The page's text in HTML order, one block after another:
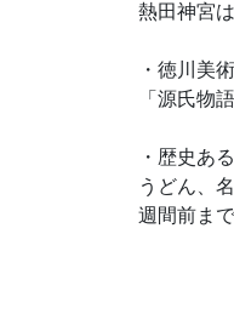
熱田神宮
・徳川美
「源氏物
・歴史あ
うどん、
週間前ま